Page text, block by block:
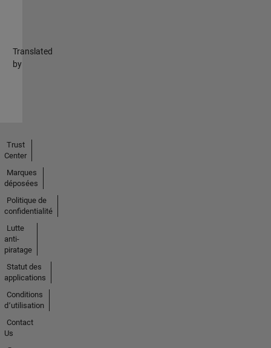
Translated
by
Trust
Center
Marques
déposées
Politique de
confidentialité
Lutte
anti-
piratage
Statut des
applications
Conditions
d՚utilisation
Contact
Us